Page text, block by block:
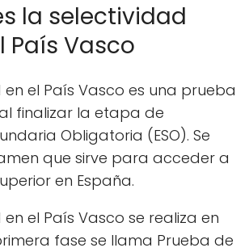
la selectividad
País Vasco
el País Vasco es una prueba
finalizar la etapa de
Obligatoria (ESO). Se
que sirve para acceder a
en España.
el País Vasco se realiza en
fase se llama Prueba de